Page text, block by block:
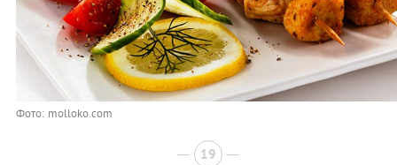
Фото: molloko.com
19